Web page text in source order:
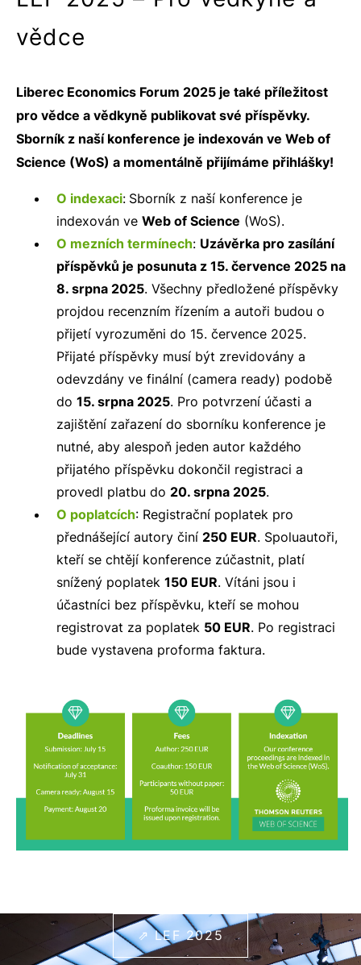
vědce
Liberec Economics Forum 2025 je také příležitost
pro vědce a vědkyně publikovat své příspěvky.
Sborník z naší konference je indexován ve Web of
Science (WoS) a momentálně přijímáme přihlášky!
O indexaci: Sborník z naší konference je
indexován ve Web of Science (WoS).
O mezních termínech: Uzávěrka pro zasílání
příspěvků je posunuta z 15. července 2025 na
8. srpna 2025. Všechny předložené příspěvky
projdou recenzním řízením a autoři budou o
přijetí vyrozuměni do 15. července 2025.
Přijaté příspěvky musí být zrevidovány a
odevzdány ve finální (camera ready) podobě
do 15. srpna 2025. Pro potvrzení účasti a
zajištění zařazení do sborníku konference je
nutné, aby alespoň jeden autor každého
přijatého příspěvku dokončil registraci a
provedl platbu do 20. srpna 2025.
O poplatcích: Registrační poplatek pro
přednášející autory činí 250 EUR. Spoluautoři,
kteří se chtějí konference zúčastnit, platí
snížený poplatek 150 EUR. Vítáni jsou i
účastníci bez příspěvku, kteří se mohou
registrovat za poplatek 50 EUR. Po registraci
bude vystavena proforma faktura.
⇗ LEF 2025